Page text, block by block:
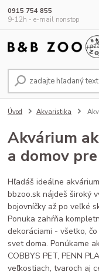
0915 754 855
9-12h - e-mail nonstop
Úvod Akvaristika
Akvárium
a domov
Hľadáš ideálne
bbzoo.sk nájdeš široký
bojovníčky až po veľké
Ponuka zahŕňa
dekoráciami - všetko,
svet doma. Ponúkame
COBBYS PET, PENN
veľkostiach, tvaroch aj